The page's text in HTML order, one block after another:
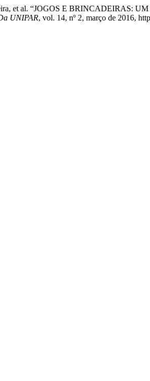
et al. “JOGOS E BRINCADEIRAS:
UNIPAR, vol. 14, nº 2, março de 2016,